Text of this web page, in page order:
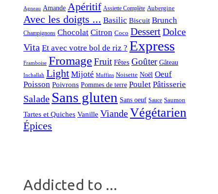
Agneau Amande Apéritif Assiette Complète Aubergine
Avec les doigts ... Basilic Biscuit Brunch
Champignons Chocolat Citron Coco DessertDolce
Vita Et avec votre bol de riz ? Express
Framboise FromageFruit Fêtes Goûter Gâteau
Inchallah Light Mijoté Muffins Noisette Noël Oeuf
Poisson Poivrons Pommes de terre Poulet Pâtisserie
Salade Sans gluten Sans oeuf Sauce Saumon
Tartes et Quiches Vanille ViandeVégétarien
Épices
Addicted to ...